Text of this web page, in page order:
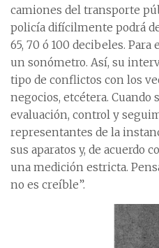
camiones del transporte
policía difícilmente podrá
65, 70 ó 100 decibeles.
un sonómetro. Así, su
tipo de conflictos con los
negocios, etcétera. Cuando
evaluación, control y
representantes de la
sus aparatos y, de acuerdo
una medición estricta.
no es creíble”.